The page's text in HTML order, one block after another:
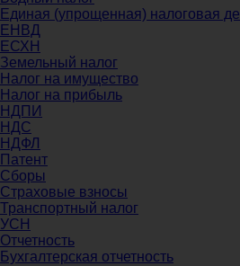
Единая (упрощенная) налоговая
ЕНВД
ЕСХН
Земельный налог
Налог на имущество
Налог на прибыль
НДПИ
НДС
НДФЛ
Патент
Сборы
Страховые взносы
Транспортный налог
УСН
Отчетность
Бухгалтерская отчетность